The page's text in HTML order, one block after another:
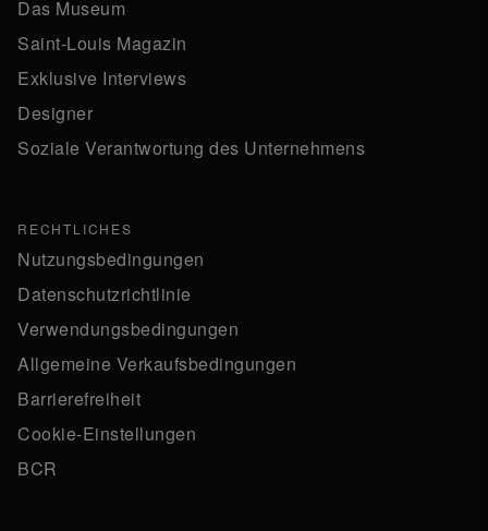
Das Museum
Saint-Louis Magazin
Exklusive Interviews
Designer
Soziale Verantwortung des Unternehmens
RECHTLICHES
Nutzungsbedingungen
Datenschutzrichtlinie
Verwendungsbedingungen
Allgemeine Verkaufsbedingungen
Barrierefreiheit
Cookie-Einstellungen
BCR